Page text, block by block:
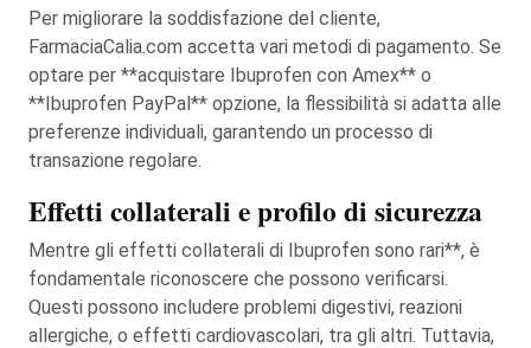
Per migliorare la soddisfazione del cliente,
FarmaciaCalia.com accetta vari metodi di pagamento. Se
optare per **acquistare Ibuprofen con Amex** o
**Ibuprofen PayPal** opzione, la flessibilità si adatta alle
preferenze individuali, garantendo un processo di
transazione regolare.
Effetti collaterali e profilo di sicurezza
Mentre gli effetti collaterali di Ibuprofen sono rari**, è
fondamentale riconoscere che possono verificarsi.
Questi possono includere problemi digestivi, reazioni
allergiche, o effetti cardiovascolari, tra gli altri. Tuttavia,